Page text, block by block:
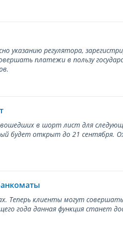
указанию регулятора,
платежи в пользу
в шорт лист для
будет открыт до 21 сентября.
Теперь клиенты могут
года данная функция станет